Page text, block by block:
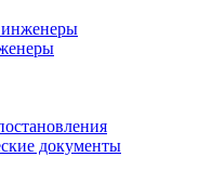
инженеры
документы